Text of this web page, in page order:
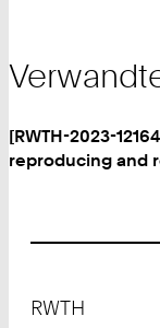
[RWTH-2023-
reproducing and
RWTH